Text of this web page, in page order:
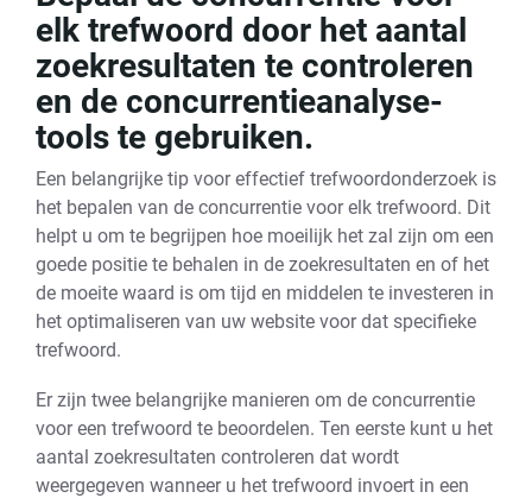
elk trefwoord door het aantal
zoekresultaten te controleren
en de concurrentieanalyse-
tools te gebruiken.
Een belangrijke tip voor effectief trefwoordonderzoek is
het bepalen van de concurrentie voor elk trefwoord. Dit
helpt u om te begrijpen hoe moeilijk het zal zijn om een
goede positie te behalen in de zoekresultaten en of het
de moeite waard is om tijd en middelen te investeren in
het optimaliseren van uw website voor dat specifieke
trefwoord.
Er zijn twee belangrijke manieren om de concurrentie
voor een trefwoord te beoordelen. Ten eerste kunt u het
aantal zoekresultaten controleren dat wordt
weergegeven wanneer u het trefwoord invoert in een